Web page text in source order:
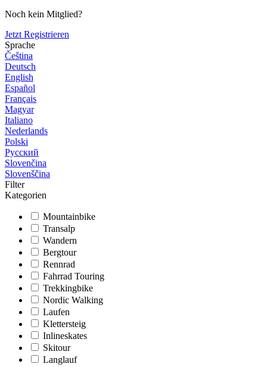
Noch kein Mitglied?
Jetzt Registrieren
Sprache
Čeština
Deutsch
English
Español
Français
Magyar
Italiano
Nederlands
Polski
Русский
Slovenčina
Slovenščina
Filter
Kategorien
Mountainbike
Transalp
Wandern
Bergtour
Rennrad
Fahrrad Touring
Trekkingbike
Nordic Walking
Laufen
Klettersteig
Inlineskates
Skitour
Langlauf